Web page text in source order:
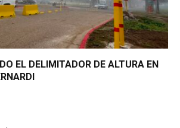
EL DELIMITADOR DE ALTURA EN